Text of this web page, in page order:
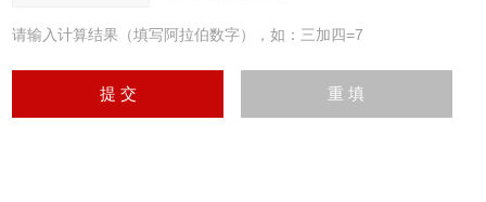
请输入计算结果（填写阿拉伯数字），如：三加四=7